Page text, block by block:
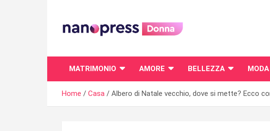
content
MATRIMONIO AMORE BELLEZZA MODA
Home Casa Albero di Natale vecchio, dove si mette? Ecco